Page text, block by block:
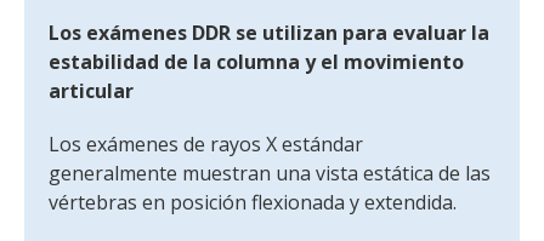
Los exámenes DDR se utilizan para evaluar la
estabilidad de la columna y el movimiento
articular
Los exámenes de rayos X estándar
generalmente muestran una vista estática de las
vértebras en posición flexionada y extendida.